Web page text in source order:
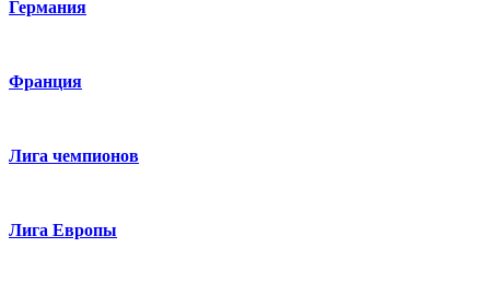
Германия
Франция
Лига чемпионов
Лига Европы